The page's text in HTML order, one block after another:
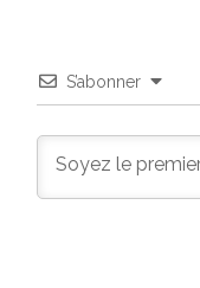
S’abonner